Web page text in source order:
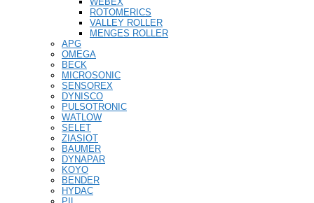
ROTOMERICS
VALLEY ROLLER
MENGES ROLLER
APG
OMEGA
BECK
MICROSONIC
SENSOREX
DYNISCO
PULSOTRONIC
WATLOW
SELET
ZIASIOT
BAUMER
DYNAPAR
KOYO
BENDER
HYDAC